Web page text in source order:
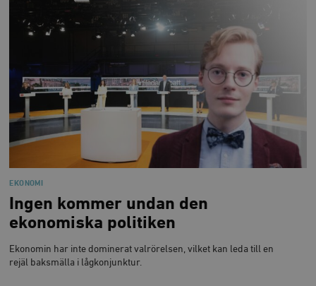
EKONOMI
Ingen kommer undan den
ekonomiska politiken
Ekonomin har inte dominerat valrörelsen, vilket kan leda till en
rejäl baksmälla i lågkonjunktur.